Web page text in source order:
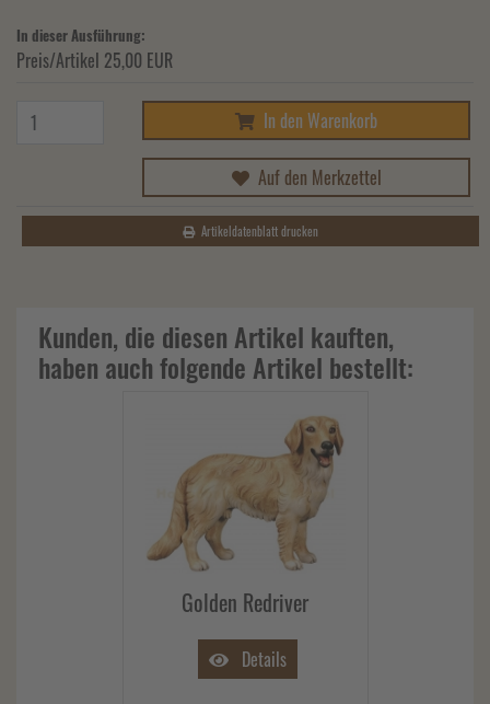
In dieser Ausführung:
Preis/Artikel 25,00 EUR
In den Warenkorb
Auf den Merkzettel
Artikeldatenblatt drucken
Kunden, die diesen Artikel kauften,
haben auch folgende Artikel bestellt:
Golden Redriver
Details